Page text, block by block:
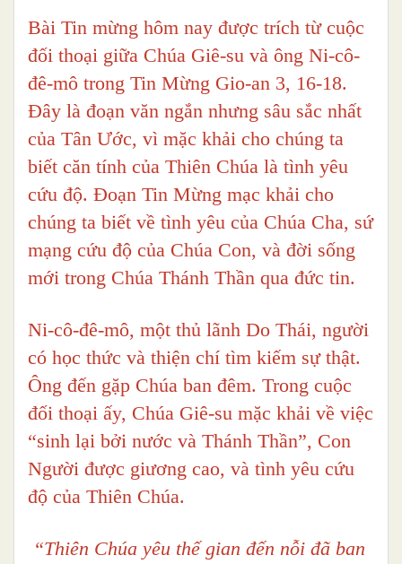
Bài Tin mừng hôm nay được trích từ cuộc
đối thoại giữa Chúa Giê-su và ông Ni-cô-
đê-mô trong Tin Mừng Gio-an 3, 16-18.
Đây là đoạn văn ngắn nhưng sâu sắc nhất
của Tân Ước, vì mặc khải cho chúng ta
biết căn tính của Thiên Chúa là tình yêu
cứu độ. Đoạn Tin Mừng mạc khải cho
chúng ta biết về tình yêu của Chúa Cha, sứ
mạng cứu độ của Chúa Con, và đời sống
mới trong Chúa Thánh Thần qua đức tin.
Ni-cô-đê-mô, một thủ lãnh Do Thái, người
có học thức và thiện chí tìm kiếm sự thật.
Ông đến gặp Chúa ban đêm. Trong cuộc
đối thoại ấy, Chúa Giê-su mặc khải về việc
“sinh lại bởi nước và Thánh Thần”, Con
Người được giương cao, và tình yêu cứu
độ của Thiên Chúa.
“Thiên Chúa yêu thế gian đến nỗi đã ban